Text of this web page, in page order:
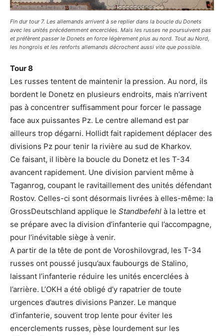
Fin dur tour 7. Les allemands arrivent à se replier dans la boucle du Donets
avec les unités précédemment encerclées. Mais les russes ne poursuivent pas
et préfèrent passer le Donets en force légèrement plus au nord. Tout au Nord,
les hongrois et les renforts allemands décrochent aussi vite que possible.
Tour 8
Les russes tentent de maintenir la pression. Au nord, ils
bordent le Donetz en plusieurs endroits, mais n’arrivent
pas à concentrer suffisamment pour forcer le passage
face aux puissantes Pz. Le centre allemand est par
ailleurs trop dégarni. Hollidt fait rapidement déplacer des
divisions Pz pour tenir la rivière au sud de Kharkov.
Ce faisant, il libère la boucle du Donetz et les T-34
avancent rapidement. Une division parvient même à
Taganrog, coupant le ravitaillement des unités défendant
Rostov. Celles-ci sont désormais livrées à elles-même: la
GrossDeutschland applique le Standbefehl à la lettre et
se prépare avec la division d’infanterie qui l’accompagne,
pour l’inévitable siège à venir.
A partir de la tête de pont de Voroshilovgrad, les T-34
russes ont poussé jusqu’aux faubourgs de Stalino,
laissant l’infanterie réduire les unités encerclées à
l’arrière. L’OKH a été obligé d’y rapatrier de toute
urgences d’autres divisions Panzer. Le manque
d’infanterie, souvent trop lente pour éviter les
encerclements russes, pèse lourdement sur les